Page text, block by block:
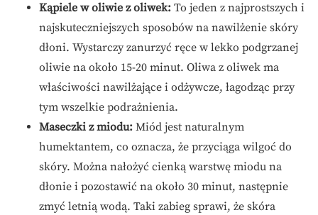
Kąpiele w oliwie z oliwek: To jeden z najprostszych i
najskuteczniejszych sposobów na nawilżenie skóry
dłoni. Wystarczy zanurzyć ręce w lekko podgrzanej
oliwie na około 15-20 minut. Oliwa z oliwek ma
właściwości nawilżające i odżywcze, łagodząc przy
tym wszelkie podrażnienia.
Maseczki z miodu: Miód jest naturalnym
humektantem, co oznacza, że przyciąga wilgoć do
skóry. Można nałożyć cienką warstwę miodu na
dłonie i pozostawić na około 30 minut, następnie
zmyć letnią wodą. Taki zabieg sprawi, że skóra